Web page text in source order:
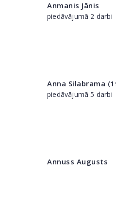
Anmanis Jānis
piedāvājumā 2 darbi
Anna Silabrama
piedāvājumā 5 darbi
Annuss Augusts